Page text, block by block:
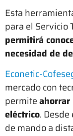
Esta
para el Servicio
permitirá
necesidad de
Econetic-
mercado con
permiteahorrar
eléctrico.
de mando a